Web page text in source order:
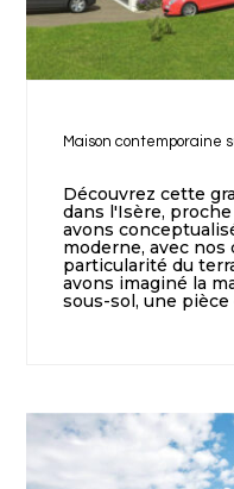
Maison contemporaine
Découvrez cette
dans l'Isère,
avons
moderne, avec
particularité du
avons imaginé la
sous-sol, une pièce